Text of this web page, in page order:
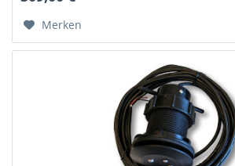
Merken